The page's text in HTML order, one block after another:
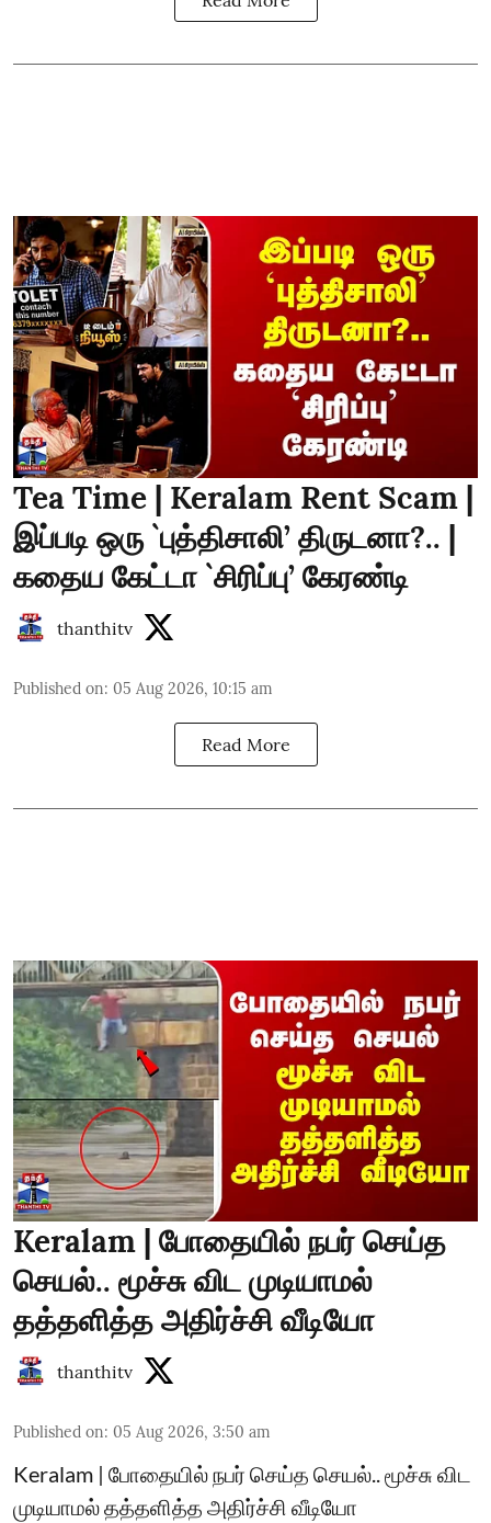
Tea Time | Keralam Rent Scam |
இப்படி ஒரு `புத்திசாலி’ திருடனா?.. |
கதைய கேட்டா `சிரிப்பு’ கேரண்டி
thanthitv
Published on: 05 Aug 2026, 10:15 am
Read More
Keralam | போதையில் நபர் செய்த
செயல்.. மூச்சு விட முடியாமல்
தத்தளித்த அதிர்ச்சி வீடியோ
thanthitv
Published on: 05 Aug 2026, 3:50 am
Keralam | போதையில் நபர் செய்த செயல்.. மூச்சு விட
முடியாமல் தத்தளித்த அதிர்ச்சி வீடியோ